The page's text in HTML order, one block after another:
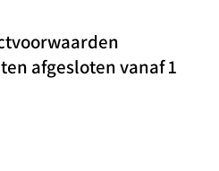
afgesloten vanaf 1